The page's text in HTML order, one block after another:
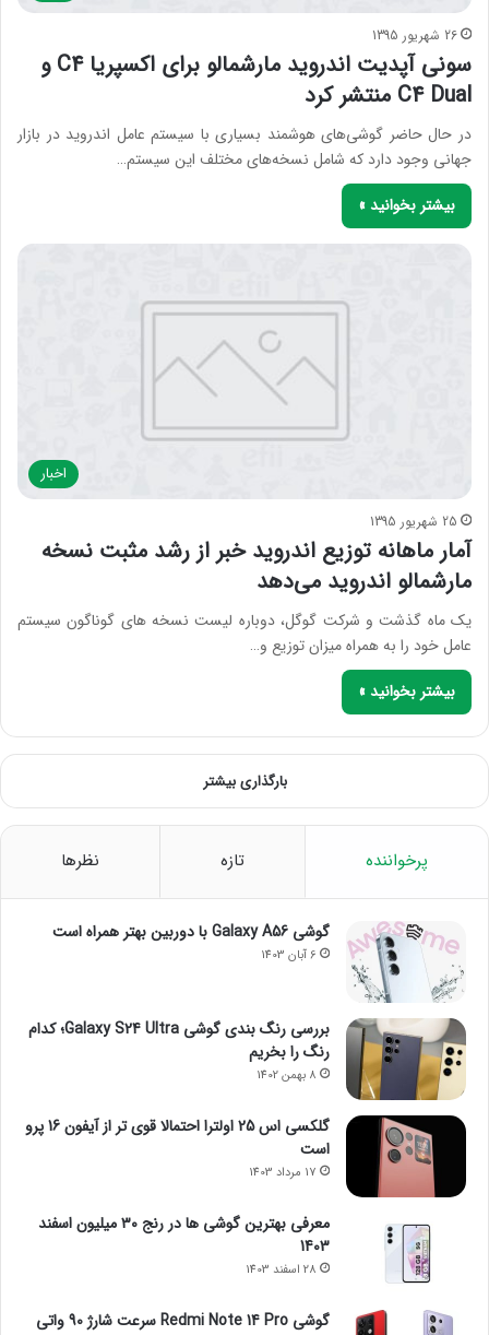
26 شهریور 1395
سونی آپدیت اندروید مارشمالو برای اکسپریا C4 و
C4 Dual منتشر کرد
در حال حاضر گوشی‌های هوشمند بسیاری با سیستم عامل اندروید در بازار
جهانی وجود دارد که شامل نسخه‌های مختلف این سیستم…
بیشتر بخوانید »
اخبار
25 شهریور 1395
آمار ماهانه توزیع اندروید خبر از رشد مثبت نسخه
مارشمالو اندروید می‌دهد
یک ماه گذشت و شرکت گوگل، دوباره لیست نسخه های گوناگون سیستم
عامل خود را به همراه میزان توزیع و…
بیشتر بخوانید »
بارگذاری بیشتر
پرخواننده تازه نظرها
گوشی Galaxy A56 با دوربین بهتر همراه است
6 آبان 1403
بررسی رنگ بندی گوشی Galaxy S24 Ultra؛ کدام
رنگ را بخریم
8 بهمن 1402
گلکسی اس 25 اولترا احتمالا قوی تر از آیفون 16 پرو
است
17 مرداد 1403
معرفی بهترین گوشی ها در رنج ۳۰ میلیون اسفند
1403
28 اسفند 1403
گوشی Redmi Note 14 Pro سرعت شارژ 90 واتی